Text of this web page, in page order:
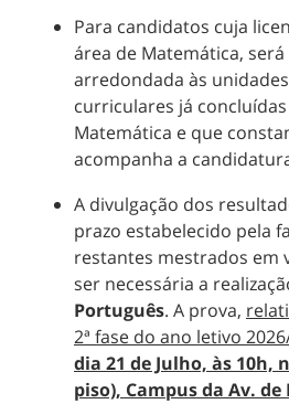
Para candidatos cuja
área de Matemática,
arredondada às
curriculares já
Matemática e que
acompanha a
A divulgação dos
prazo estabelecido pela
restantes mestrados em
ser necessária a
Português. A prova,
2ª fase do ano letivo
dia 21 de Julho, às 10h,
piso), Campus da Av.